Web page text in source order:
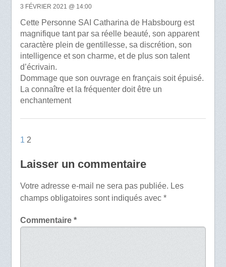
3 FÉVRIER 2021 @ 14:00
Cette Personne SAI Catharina de Habsbourg est
magnifique tant par sa réelle beauté, son apparent
caractère plein de gentillesse, sa discrétion, son
intelligence et son charme, et de plus son talent
d’écrivain.
Dommage que son ouvrage en français soit épuisé.
La connaître et la fréquenter doit être un
enchantement
1 2
Laisser un commentaire
Votre adresse e-mail ne sera pas publiée. Les
champs obligatoires sont indiqués avec *
Commentaire *